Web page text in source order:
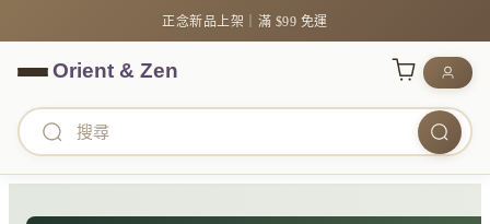
正念新品上架｜滿 $99 免運